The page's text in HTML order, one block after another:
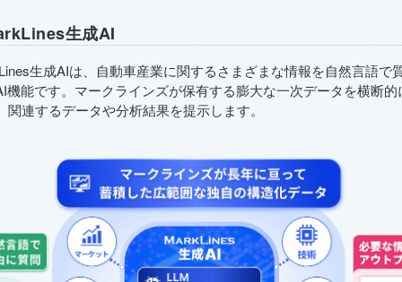
生成AI
生成AIは、自動車産業に関するさまざまな情報を自然言語で
機能です。マークラインズが保有する膨大な一次データを横断的
関連するデータや分析結果を提示します。